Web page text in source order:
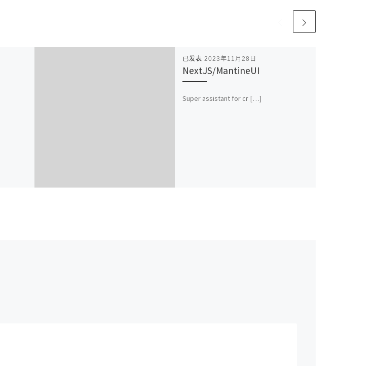
已发表 2023年11月28日
NextJS/MantineUI
Super assistant for cr […]